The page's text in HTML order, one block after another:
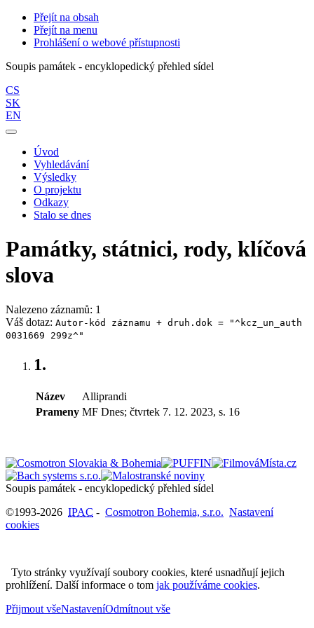
Přejít na obsah
Přejít na menu
Prohlášení o webové přístupnosti
Soupis památek - encyklopedický přehled sídel
CS
SK
EN
Úvod
Vyhledávání
Výsledky
O projektu
Odkazy
Stalo se dnes
Památky, státnici, rody, klíčová
slova
Nalezeno záznamů: 1
Váš dotaz: Autor-kód záznamu + druh.dok = "^kcz_un_auth
0031669 299z^"
1.
Název
Alliprandi
Prameny MF Dnes; čtvrtek 7. 12. 2023, s. 16
Soupis památek - encyklopedický přehled sídel
©1993-2026 IPAC - Cosmotron Bohemia, s.r.o. Nastavení
cookies
Tyto stránky využívají soubory cookies, které usnadňují jejich
prohlížení. Další informace o tom jak používáme cookies.
Přijmout všeNastaveníOdmítnout vše